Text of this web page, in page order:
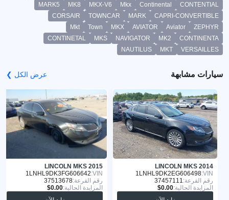
CONTENTIAL
Continental
Mkx
MKX-V6
MK8
MARK5
CAPRI-CONVERTIBLE
MARK
TOWNCAR
CORSAIR
ZEPHYR
Aviator
AVIATOR
MKX
Town
Mkt
CONTINENTA
MK2
NAVIGATOR
MKS
CONTINETAL
VERSAILLES
MKT
NAUTILUS
سيارات مشابهة عرض الكل ❯
LINCOLN MKS 2014
VIN:
1LNHL9DK2EG606498
رقم القرعة:37457111
المزايدة الحالية:
LINCOLN MKS 2015
VIN:
1LNHL9DK3FG606642
رقم القرعة:37513678
المزايدة الحالية: